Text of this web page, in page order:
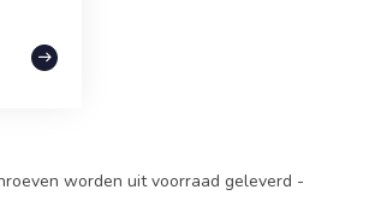
worden uit voorraad geleverd -